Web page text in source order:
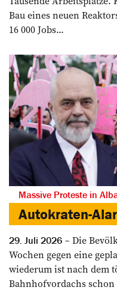
Bau eines neuen
16 000 Jobs...
Massive Proteste in
Autokraten-
29. Juli 2026
Die
Wochen gegen eine
wiederum ist nach dem
Bahnhofvordachs